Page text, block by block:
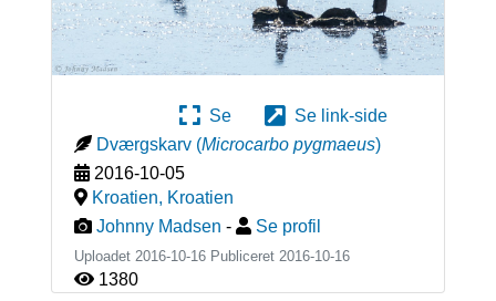
Se
Se link-side
Dværgskarv (Microcarbo pygmaeus)
2016-10-05
Kroatien, Kroatien
Johnny Madsen - Se profil
Uploadet 2016-10-16 Publiceret 2016-10-16
1380